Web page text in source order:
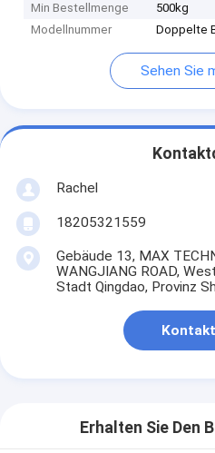
Min Bestellmenge
500kg
Modellnummer
Doppelte
Sehen Sie
Rachel
18205321559
Gebäude 13, MAX
WANGJIANG ROAD,
Stadt Qingdao, Provinz
Kontakt
Erhalten Sie Den